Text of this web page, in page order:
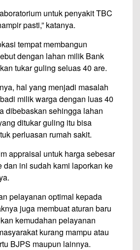
untuk penyakit TBC
pasti,” katanya.
tempat membangun
dengan lahan milik Bank
tukar guling seluas 40 are.
hal yang menjadi masalah
milik warga dengan luas 40
dibebaskan sehingga lahan
ditukar guling itu bisa
perluasan rumah sakit.
appraisal untuk harga sebesar
dan ini sudah kami laporkan ke
pelayanan optimal kepada
juga membuat aturan baru
kemudahan pelayanan
kurang mampu atau
BJPS maupun lainnya.